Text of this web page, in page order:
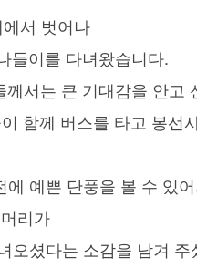
서 벗어나
들이를 다녀왔습니다.
서는 큰 기대감을 안고
함께 버스를 타고 봉선
예쁜 단풍을 볼 수 있
리가
오셨다는 소감을 남겨 주